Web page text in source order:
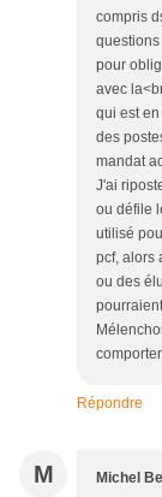
compris
pour
avec
qui est
des
mandat
J'ai
ou défile
utilisé
pcf, alors
ou des
Répondre
M Michel